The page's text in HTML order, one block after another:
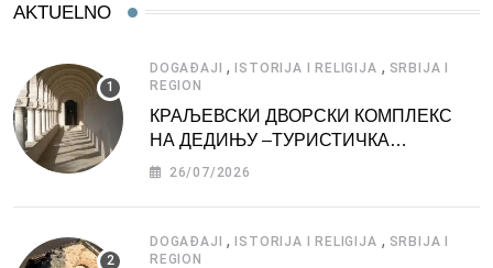
AKTUELNO
DOGAĐAJI ,ISTORIJA I RELIGIJA , SRBIJA I
REGION
КРАЉЕВСКИ ДВОРСКИ КОМПЛЕКС
НА ДЕДИЊУ –ТУРИСТИЧКА
АТРАКЦИЈА
26/07/2026
DOGAĐAJI ,ISTORIJA I RELIGIJA , SRBIJA I
REGION